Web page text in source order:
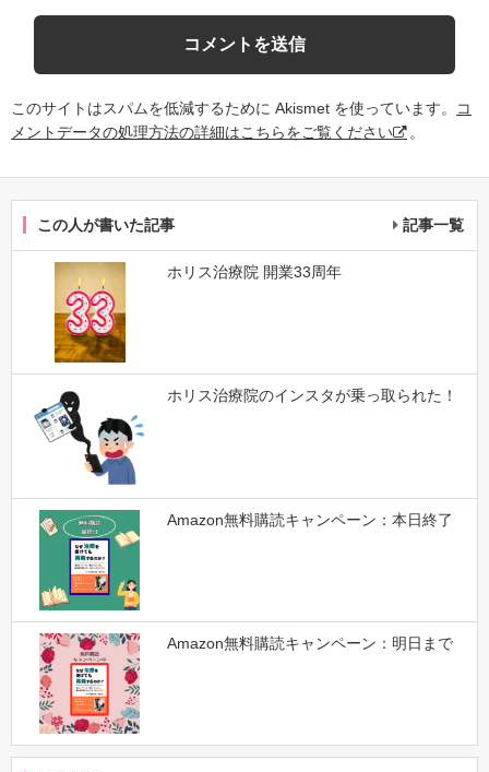
このサイトはスパムを低減するために Akismet を使っています。
コ
メントデータの処理方法の詳細はこちらをご覧ください
。
この人が書いた記事 記事一覧
ホリス治療院 開業33周年
ホリス治療院のインスタが乗っ取られた！
Amazon無料購読キャンペーン：本日終了
Amazon無料購読キャンペーン：明日まで